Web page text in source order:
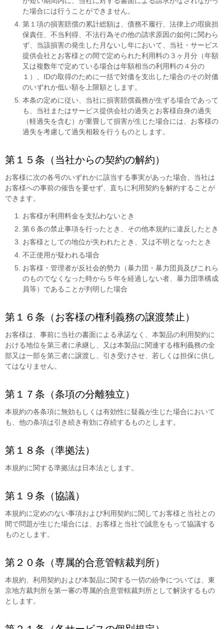
た場合には行うことができません。
第１項の損害賠償の累計総額は、債務不履行、法律上の瑕疵担
保責任、不当利得、不法行為その他の請求原因の如何に関わら
ず、当該損害の発生した月ないし年において、当社・サービス
提供会社とお客様との間で定められた利用料の３ヶ月分（年額
又は複数年で定めている場合は年額相当の利用料の４分の
１）、IDの取得のために一括で対価を支出した場合のその対価
のいずれか低い額を上限額とします。
本条の定めに従い、当社に損害賠償義務が生ずる場合であって
も、当社またはサービス提供会社の過失とお客様自身の過失
（軽過失を含む）が重畳して損害が生じた場合には、お客様の
過失を考慮して過失相殺を行うものとします。
第１５条（当社からの契約の解約）
お客様に次の各号のいずれかに該当する事実があった場合、当社は
お客様への事前の催告を要せず、直ちに利用契約を解約することが
できます。
お客様が利用料金を支払わないとき
第６条の禁止事項を行ったとき、その他本規約に違反したとき
お客様としての地位が失われたとき、又は不明となったとき
不正使用が疑われる場合
お客様・管理者が反社会的勢力（暴力団・暴力団員及びこれら
のものでなくなった時から５年を経過しない者、暴力団準構成
員等）であることが判明した場合
第１６条（お客様の権利義務の譲渡禁止）
お客様は、事前に当社の書面による承諾なく、本製品の利用契約に
おける地位を第三者に承継し、又は本製品に関連する権利義務の全
部又は一部を第三者に譲渡し、引き受けさせ、若しくは担保に供し
てはなりません。
第１７条（条項の分離独立）
本規約の各条項に無効もしくは有効性に疑義が生じた場合において
も、他の条項は引き続き有効に存続するものとします。
第１８条（準拠法）
本規約に関する準拠法は日本法とします。
第１９条（協議）
本規約に定めのない事項および利用契約に関してお客様と当社との
間で問題が生じた場合には、お客様と当社で誠意をもって協議する
ものとします。
第２０条（専属的合意管轄裁判所）
本規約、利用契約および本製品に関する一切の紛争については、東
京地方裁判所を第一審の専属的合意管轄裁判所として解決するもの
とします。